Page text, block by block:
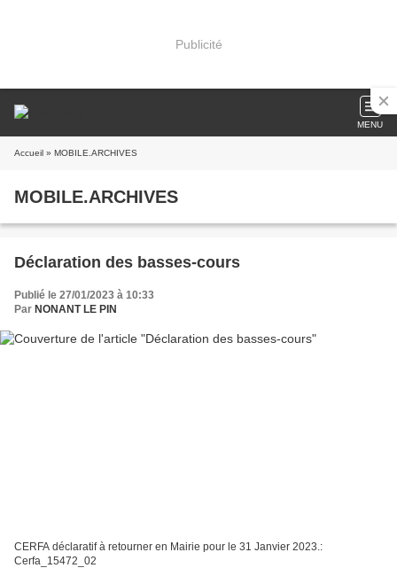
Publicité
MENU
Accueil » MOBILE.ARCHIVES
MOBILE.ARCHIVES
Déclaration des basses-cours
Publié le 27/01/2023 à 10:33
Par NONANT LE PIN
CERFA déclaratif à retourner en Mairie pour le 31 Janvier 2023.:
Cerfa_15472_02